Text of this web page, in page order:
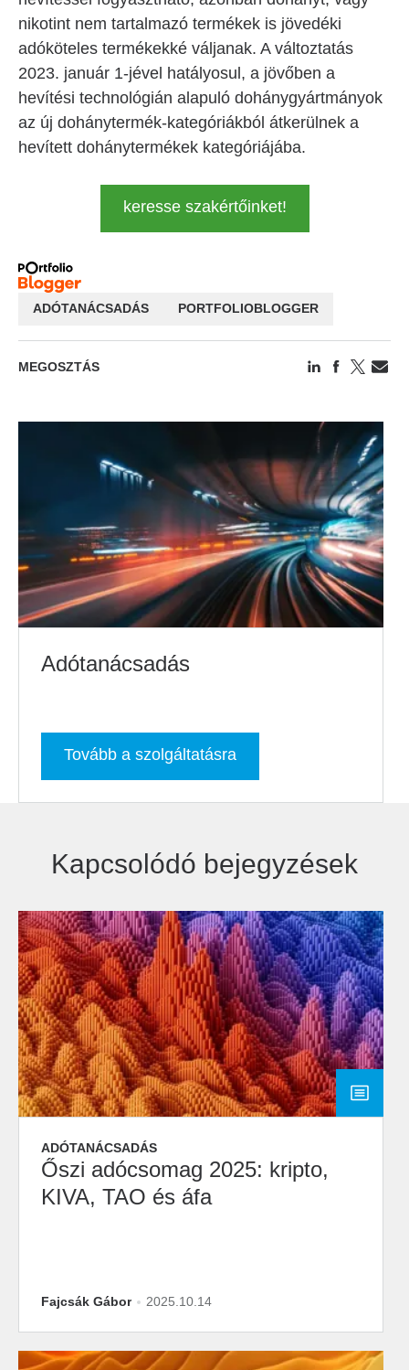
nikotint nem tartalmazó termékek is jövedéki
adóköteles termékekké váljanak. A változtatás
2023. január 1-jével hatályosul, a jövőben a
hevítési technológián alapuló dohánygyártmányok
az új dohánytermék-kategóriákból átkerülnek a
hevített dohánytermékek kategóriájába.
keresse szakértőinket!
ADÓTANÁCSADÁS PORTFOLIOBLOGGER
MEGOSZTÁS
Adótanácsadás
Tovább a szolgáltatásra
Kapcsolódó bejegyzések
ADÓTANÁCSADÁS
Őszi adócsomag 2025: kripto,
KIVA, TAO és áfa
Fajcsák Gábor 2025.10.14